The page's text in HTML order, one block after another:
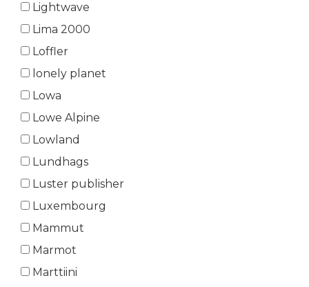
Lightwave
Lima 2000
Loffler
lonely planet
Lowa
Lowe Alpine
Lowland
Lundhags
Luster publisher
Luxembourg
Mammut
Marmot
Marttiini